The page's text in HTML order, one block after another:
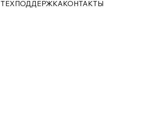
ТЕХПОДДЕРЖКАКОНТАКТЫ